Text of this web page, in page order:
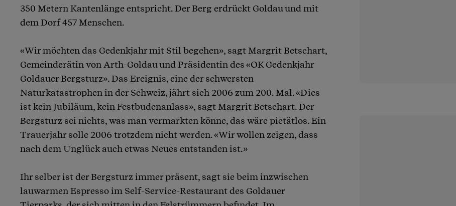
350 Metern Kantenlänge entspricht. Der Berg erdrückt Goldau und mit
dem Dorf 457 Menschen.
«Wir möchten das Gedenkjahr mit Stil begehen», sagt Margrit Betschart,
Gemeinderätin von Arth-Goldau und Präsidentin des «OK Gedenkjahr
Goldauer Bergsturz». Das Ereignis, eine der schwersten
Naturkatastrophen in der Schweiz, jährt sich 2006 zum 200. Mal. «Dies
ist kein Jubiläum, kein Festbudenanlass», sagt Margrit Betschart. Der
Bergsturz sei nichts, was man vermarkten könne, das wäre pietätlos. Ein
Trauerjahr solle 2006 trotzdem nicht werden. «Wir wollen zeigen, dass
nach dem Unglück auch etwas Neues entstanden ist.»
Ihr selber ist der Bergsturz immer präsent, sagt sie beim inzwischen
lauwarmen Espresso im Self-Service-Restaurant des Goldauer